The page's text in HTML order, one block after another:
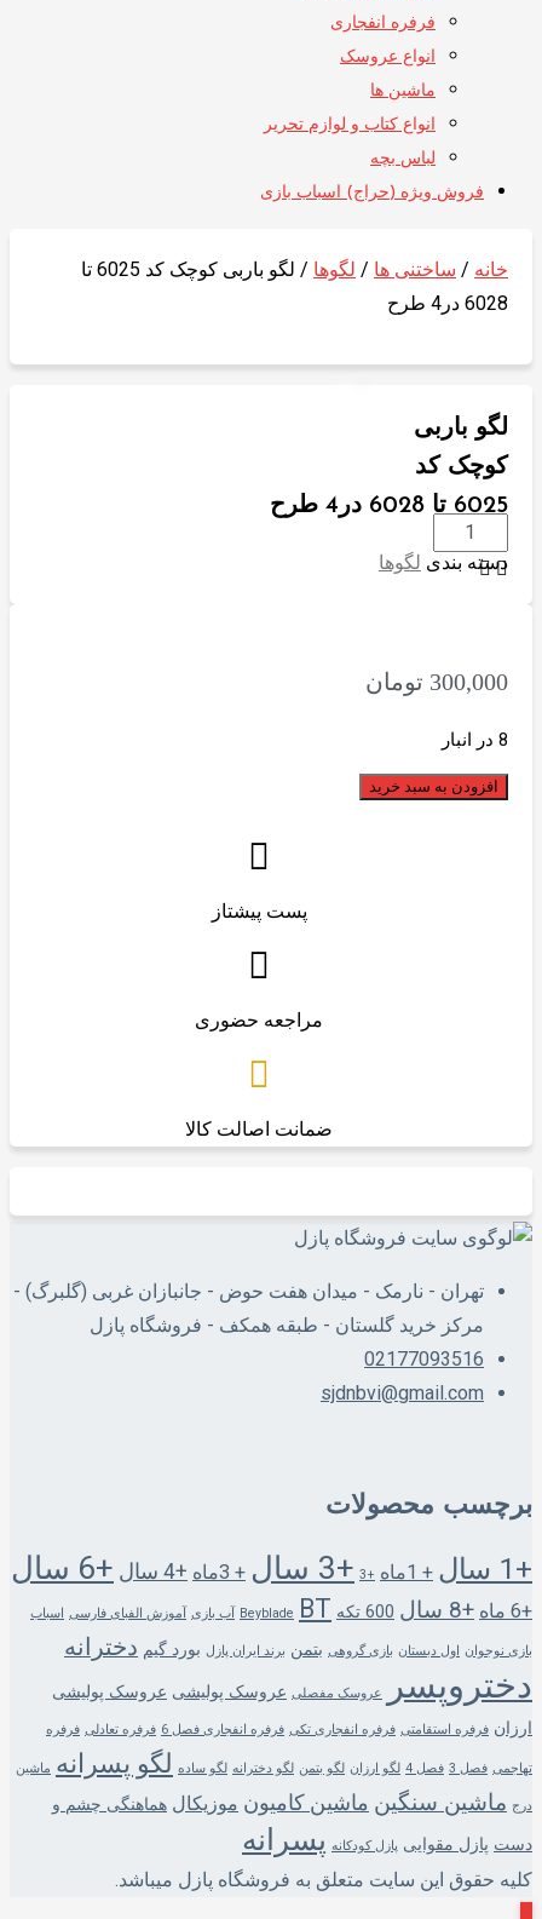
فرفره انفجاری
انواع عروسک
ماشین ها
انواع کتاب و لوازم تحریر
لباس بچه
فروش ویژه (حراج) اسباب بازی
خانه / ساختنی ها / لگوها
/ لگو باربی کوچک کد 6025 تا
6028 در4 طرح
لگو باربی
کوچک کد
6025 تا 6028 در4 طرح
دسته بندی لگوها
300,000 تومان
8 در انبار
باربی
6028
طرح
افزودن به سبد خرید
پست پیشتاز
مراجعه حضوری
ضمانت اصالت کالا
تهران - نارمک - میدان هفت حوض - جانبازان غربی (گلبرگ) -
مرکز خرید گلستان - طبقه همکف - فروشگاه پازل
02177093516
sjdnbvi@gmail.com
برچسب محصولات
+1 سال + 1ماه +3 +3 سال + 3ماه +4 سال +6 سال
+6 ماه +8 سال 600 تکه Beyblade BT آب بازی آموزش الفبای فارسی اسباب
بازی نوجوان اول دبستان بازی گروهی بتمن برند ایران پازل بورد گیم دخترانه
دختروپسر عروسک مفصلی عروسک پولیشی عروسک پولیشی
ارزان فرفره استقامتی فرفره انفجاری تکی فرفره انفجاری فصل 6 فرفره تعادلی فرفره
تهاجمی فصل 3 فصل 4 لگو ارزان لگو بتمن لگو دخترانه لگو ساده لگو پسرانه ماشین
درج ماشین سنگین ماشین کامیون موزیکال هماهنگی چشم و
دست پازل مقوایی پازل کودکانه پسرانه
کلیه حقوق این سایت متعلق به فروشگاه پازل میباشد.